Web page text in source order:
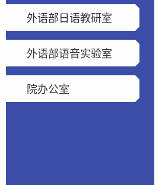
外语部日语教研室
外语部语音实验室
院办公室